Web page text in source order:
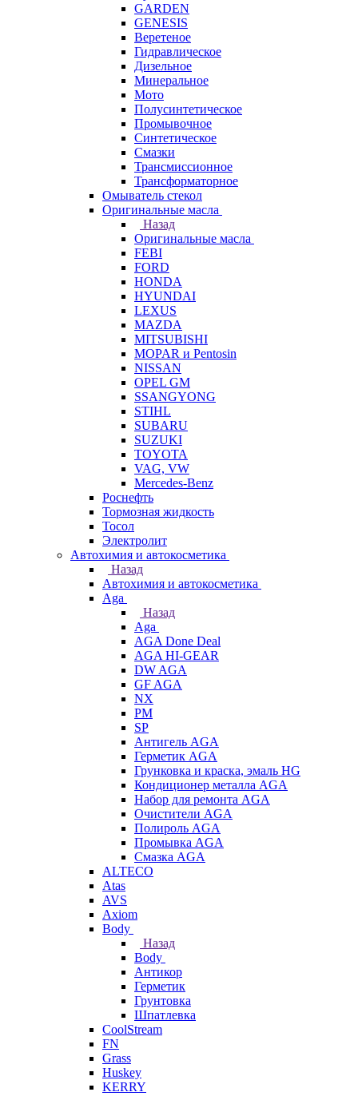
GARDEN
GENESIS
Веретеное
Гидравлическое
Дизельное
Минеральное
Мото
Полусинтетическое
Промывочное
Синтетическое
Смазки
Трансмиссионное
Трансформаторное
Омыватель стекол
Оригинальные масла
Назад
Оригинальные масла
FEBI
FORD
HONDA
HYUNDAI
LEXUS
MAZDA
MITSUBISHI
MOPAR и Pentosin
NISSAN
OPEL GM
SSANGYONG
STIHL
SUBARU
SUZUKI
TOYOTA
VAG, VW
Мercedes-Benz
Роснефть
Тормозная жидкость
Тосол
Электролит
Автохимия и автокосметика
Назад
Автохимия и автокосметика
Aga
Назад
Aga
AGA Done Deal
AGA HI-GEAR
DW AGA
GF AGA
NX
PM
SP
Антигель AGA
Герметик AGA
Грунковка и краска, эмаль HG
Кондиционер металла AGA
Набор для ремонта AGA
Очистители AGA
Полироль AGA
Промывка AGA
Смазка AGA
ALTECO
Atas
AVS
Axiom
Body
Назад
Body
Антикор
Герметик
Грунтовка
Шпатлевка
CoolStream
FN
Grass
Huskey
KERRY